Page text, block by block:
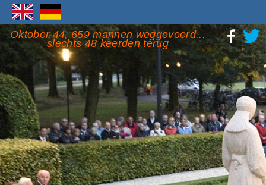
Oktober 44, 659 mannen weggevoerd...
slechts 48 keerden terug